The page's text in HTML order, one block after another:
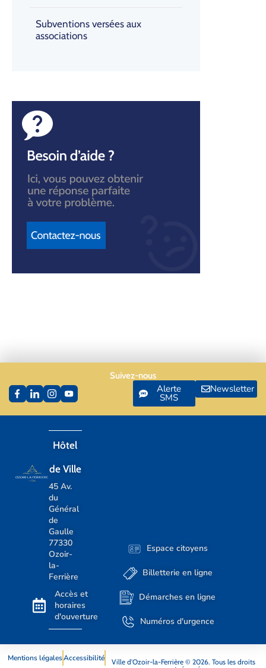
Subventions versées aux
associations
Hôtel
de Ville
45 Av.
du
Général
de
Gaulle
77330
Ozoir-
la-
Ferrière
Accès et
horaires
d'ouverture
Espace citoyens
Billetterie en ligne
Démarches en ligne
Numéros d'urgence
Suivez-nous
Alerte
SMS
Newsletter
Mentions légalesAccessibilité
Ville d’Ozoir-la-Ferrière © 2026. Tous les droits